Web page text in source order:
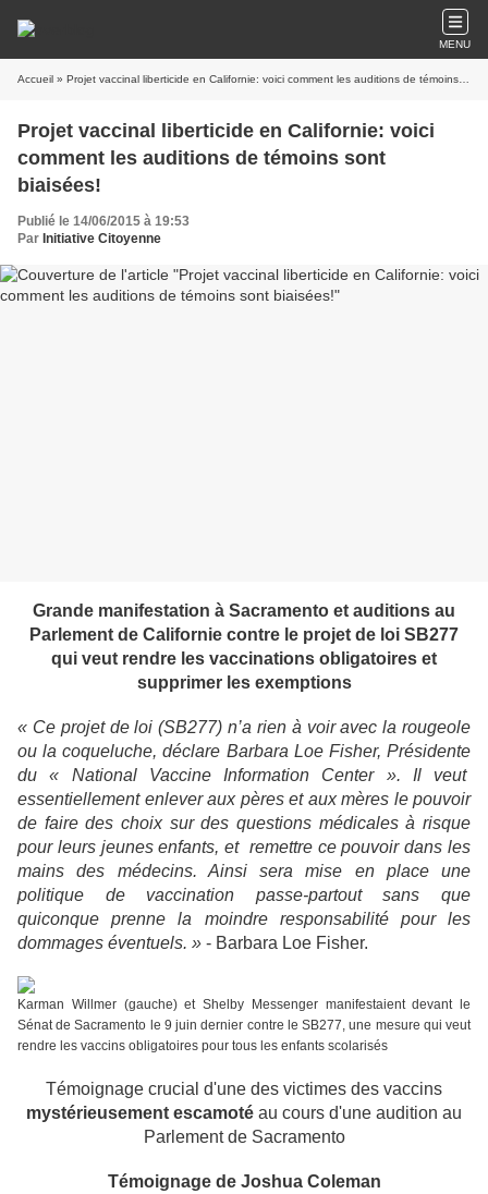
MENU
Accueil » Projet vaccinal liberticide en Californie: voici comment les auditions de témoins sont biaisées!
Projet vaccinal liberticide en Californie: voici
comment les auditions de témoins sont
biaisées!
Publié le 14/06/2015 à 19:53
Par Initiative Citoyenne
Grande manifestation à Sacramento et auditions au
Parlement de Californie contre le projet de loi SB277
qui veut rendre les vaccinations obligatoires et
supprimer les exemptions
« Ce projet de loi (SB277) n’a rien à voir avec la rougeole
ou la coqueluche, déclare Barbara Loe Fisher, Présidente
du « National Vaccine Information Center ». Il veut
essentiellement enlever aux pères et aux mères le pouvoir
de faire des choix sur des questions médicales à risque
pour leurs jeunes enfants, et remettre ce pouvoir dans les
mains des médecins. Ainsi sera mise en place une
politique de vaccination passe-partout sans que
quiconque prenne la moindre responsabilité pour les
dommages éventuels. » - Barbara Loe Fisher.
Karman Willmer (gauche) et Shelby Messenger manifestaient devant le
Sénat de Sacramento le 9 juin dernier contre le SB277, une mesure qui veut
rendre les vaccins obligatoires pour tous les enfants scolarisés
Témoignage crucial d'une des victimes des vaccins
mystérieusement escamoté au cours d'une audition au
Parlement de Sacramento
Témoignage de Joshua Coleman